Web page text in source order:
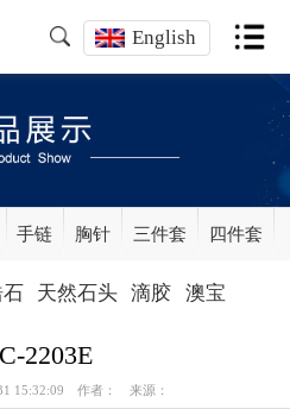
English
手链 胸针 三件套 四件套
天然石头 滴胶 澳宝
2203E
15:32:09 作者： 来源：